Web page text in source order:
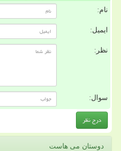
نام:
ایمیل:
نظر:
سوال:
دوستان می هاست